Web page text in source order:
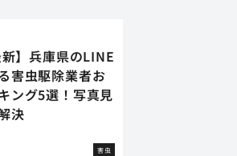
新】兵庫県のLINE
害虫駆除業者お
ング5選！写真見
決
害虫